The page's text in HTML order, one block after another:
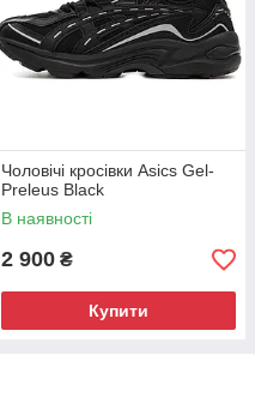
Чоловічі кросівки Asics Gel-
Preleus Black
В наявності
2 900 ₴
Купити